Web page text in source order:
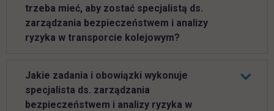
trzeba mieć, aby zostać specjalistą ds.
zarządzania bezpieczeństwem i analizy
ryzyka w transporcie kolejowym?
Jakie zadania i obowiązki wykonuje
specjalista ds. zarządzania
bezpieczeństwem i analizy ryzyka w